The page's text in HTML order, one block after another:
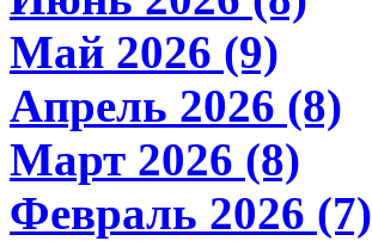
Май 2026 (9)
Апрель 2026 (8)
Март 2026 (8)
Февраль 2026 (7)